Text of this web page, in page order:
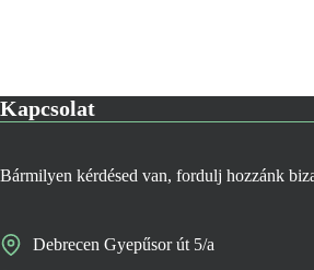
Kapcsolat
Bármilyen kérdésed van, fordulj hozzánk
Debrecen Gyepűsor út 5/a